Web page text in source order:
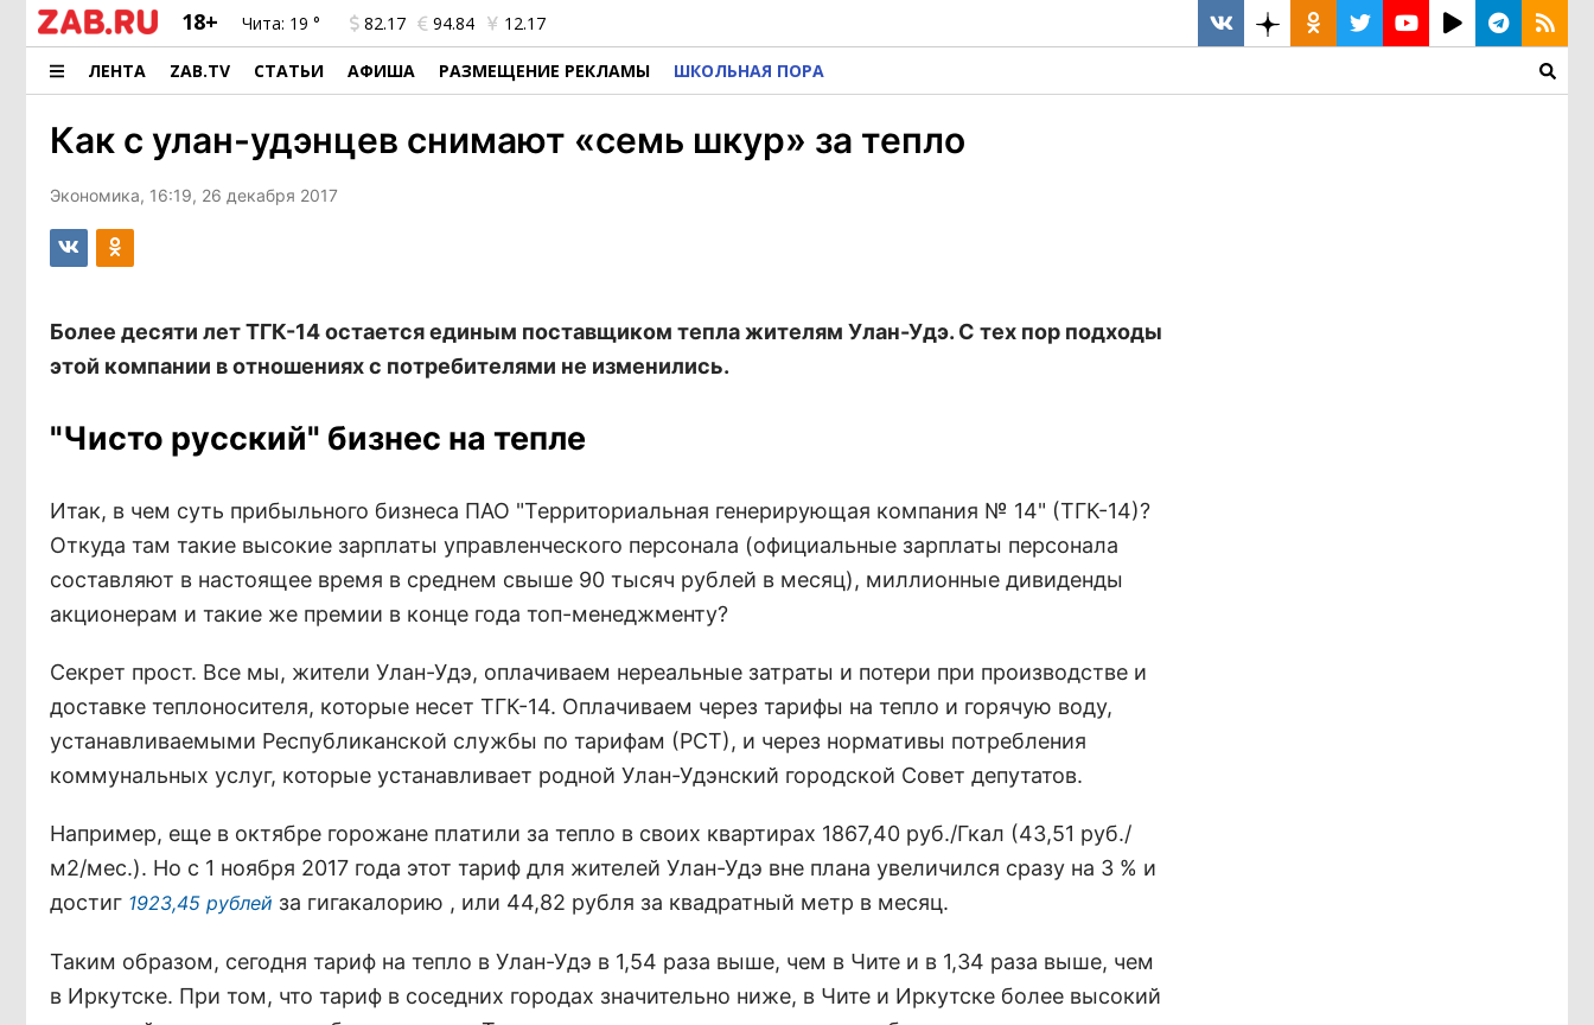
18+ Чита: 19 ° 82.17 94.84 12.17
ЛЕНТА ZAB.TV СТАТЬИ АФИША РАЗМЕЩЕНИЕ РЕКЛАМЫ ШКОЛЬНАЯ ПОРА
Как с улан-удэнцев снимают «семь шкур» за тепло
Экономика, 16:19, 26 декабря 2017
Более десяти лет ТГК-14 остается единым поставщиком тепла жителям Улан-Удэ. С тех пор подходы
этой компании в отношениях с потребителями не изменились.
"Чисто русский" бизнес на тепле
Итак, в чем суть прибыльного бизнеса ПАО "Территориальная генерирующая компания № 14" (ТГК-14)?
Откуда там такие высокие зарплаты управленческого персонала (официальные зарплаты персонала
составляют в настоящее время в среднем свыше 90 тысяч рублей в месяц), миллионные дивиденды
акционерам и такие же премии в конце года топ-менеджменту?
Секрет прост. Все мы, жители Улан-Удэ, оплачиваем нереальные затраты и потери при производстве и
доставке теплоносителя, которые несет ТГК-14. Оплачиваем через тарифы на тепло и горячую воду,
устанавливаемыми Республиканской службы по тарифам (РСТ), и через нормативы потребления
коммунальных услуг, которые устанавливает родной Улан-Удэнский городской Совет депутатов.
Например, еще в октябре горожане платили за тепло в своих квартирах 1867,40 руб./Гкал (43,51 руб./
м2/мес.). Но с 1 ноября 2017 года этот тариф для жителей Улан-Удэ вне плана увеличился сразу на 3 % и
достиг 1923,45 рублей за гигакалорию , или 44,82 рубля за квадратный метр в месяц.
Таким образом, сегодня тариф на тепло в Улан-Удэ в 1,54 раза выше, чем в Чите и в 1,34 раза выше, чем
в Иркутске. При том, что тариф в соседних городах значительно ниже, в Чите и Иркутске более высокий